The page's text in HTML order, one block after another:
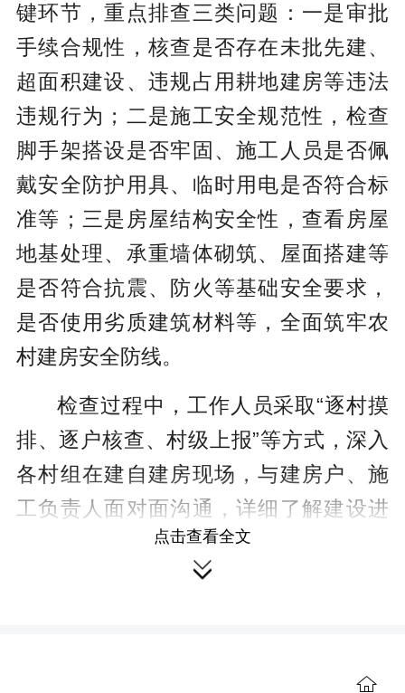
键环节，重点排查三类问题：一是审批
手续合规性，核查是否存在未批先建、
超面积建设、违规占用耕地建房等违法
违规行为；二是施工安全规范性，检查
脚手架搭设是否牢固、施工人员是否佩
戴安全防护用具、临时用电是否符合标
准等；三是房屋结构安全性，查看房屋
地基处理、承重墙体砌筑、屋面搭建等
是否符合抗震、防火等基础安全要求，
是否使用劣质建筑材料等，全面筑牢农
村建房安全防线。
检查过程中，工作人员采取“逐村摸
排、逐户核查、村级上报”等方式，深入
各村组在建自建房现场，与建房户、施
工负责人面对面沟通，详细了解建设进
度与施工情况，排查了全乡农村在建自
建房18户，发现安全隐患3处，其中现场
施工指南》40余份，通过“检查+宣传”结
点击查看全文
